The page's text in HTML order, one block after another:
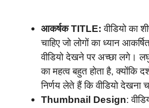
आकर्षक TITLE: वीडियो का
चाहिए जो लोगों का ध्यान
वीडियो देखने पर अच्छा लगे। लघु
का महत्व बहुत होता है, क्योंकि
निर्णय लेते हैं कि वीडियो देखना
Thumbnail Design: